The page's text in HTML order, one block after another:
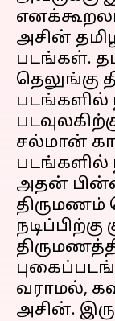
அசின்
படங்கள்.
தெலுங்கு
படங்களில்
சல்மான்
படங்களில்
அதன்
திருமணம்
வராமல்,
அசின்.